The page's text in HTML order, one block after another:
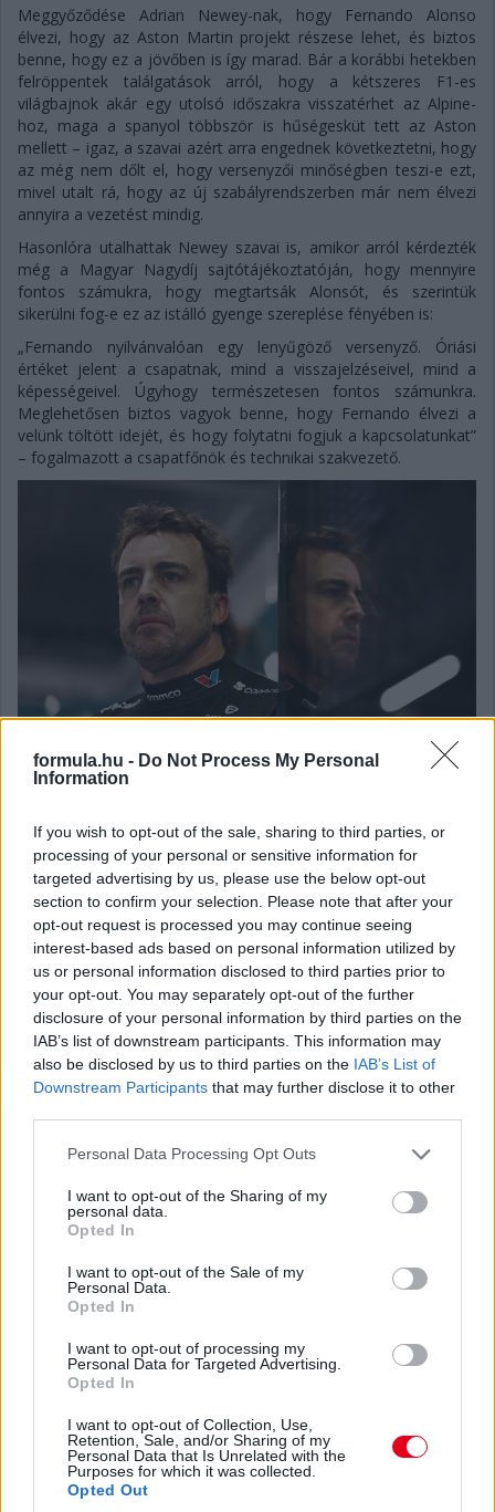
formula.hu - Do Not Process My Personal
Information
If you wish to opt-out of the sale, sharing to third parties, or
processing of your personal or sensitive information for
targeted advertising by us, please use the below opt-out
section to confirm your selection. Please note that after your
opt-out request is processed you may continue seeing
interest-based ads based on personal information utilized by
us or personal information disclosed to third parties prior to
your opt-out. You may separately opt-out of the further
disclosure of your personal information by third parties on the
IAB’s list of downstream participants. This information may
also be disclosed by us to third parties on the IAB’s List of
Downstream Participants that may further disclose it to other
Please note that this website/app uses one or more Google
not limited to your visit or usage behaviour. You may click to
grant or deny consent to Google and its third-party tags to
use your data for below specified purposes in below Google
consent section.
Personal Data Processing Opt Outs
I want to opt-out of the Sharing of my
personal data.
Opted In
I want to opt-out of the Sale of my
Personal Data.
Opted In
I want to opt-out of processing my
Personal Data for Targeted Advertising.
Opted In
I want to opt-out of Collection, Use,
Retention, Sale, and/or Sharing of my
Personal Data that Is Unrelated with the
Purposes for which it was collected.
Opted Out
Meggyőződése Adrian Newey-nak, hogy Fernando Alonso
élvezi, hogy az Aston Martin projekt részese lehet, és biztos
benne, hogy ez a jövőben is így marad. Bár a korábbi hetekben
felröppentek találgatások arról, hogy a kétszeres F1-es
világbajnok akár egy utolsó időszakra visszatérhet az Alpine-
hoz, maga a spanyol többször is hűségesküt tett az Aston
mellett – igaz, a szavai azért arra engednek következtetni, hogy
az még nem dőlt el, hogy versenyzői minőségben teszi-e ezt,
mivel utalt rá, hogy az új szabályrendszerben már nem élvezi
annyira a vezetést mindig.
Hasonlóra utalhattak Newey szavai is, amikor arról kérdezték
még a Magyar Nagydíj sajtótájékoztatóján, hogy mennyire
fontos számukra, hogy megtartsák Alonsót, és szerintük
sikerülni fog-e ez az istálló gyenge szereplése fényében is:
„Fernando nyilvánvalóan egy lenyűgöző versenyző. Óriási
értéket jelent a csapatnak, mind a visszajelzéseivel, mind a
képességeivel. Úgyhogy természetesen fontos számunkra.
Meglehetősen biztos vagyok benne, hogy Fernando élvezi a
velünk töltött idejét, és hogy folytatni fogjuk a kapcsolatunkat”
– fogalmazott a csapatfőnök és technikai szakvezető.
Balogh Tamás
3 napja
Lassuló fejlesztési ütemre számít a Red Bull
Mivel egy új F1-es szabályrendszer első idényéről van szó,
várható volt, hogy kiélezett lesz a fejlesztési háború a csapatok
között. A szezon első felében láthattunk is több nagy fejlesztési
csomagot az istállók többségénél, ezek pedig rendszerint
valóban előrelépést is jelentettek (talán a Haas és a Williams
jelentik a kivételt). A Red Bullnál is működött például a
lassulni fog a fejlesztési ütemük, részben azért, mert a
„Nem tudom, a többiekkel mi a helyzet, de az biztos, hogy egy
a jövő év között. Arra számítok, hogy ez hamarabb meg fog
történni, mint tavaly. Szóval főleg a szabályzat fényében
dönteni fogunk” – idézi Mekiest a Crash.net. „Ami minket illet,
rengeteg fejlesztést hoztunk mostanáig, hogy próbáljuk
korrigálni azt a hatalmas hátrányt, amivel eleinte rendelkeztünk.
Valószínűleg nehéz elképzelni, hogy ebben a ritmusban fogjuk
hogy ledolgozzuk ezt az utolsó három tizedmásodpercet.”